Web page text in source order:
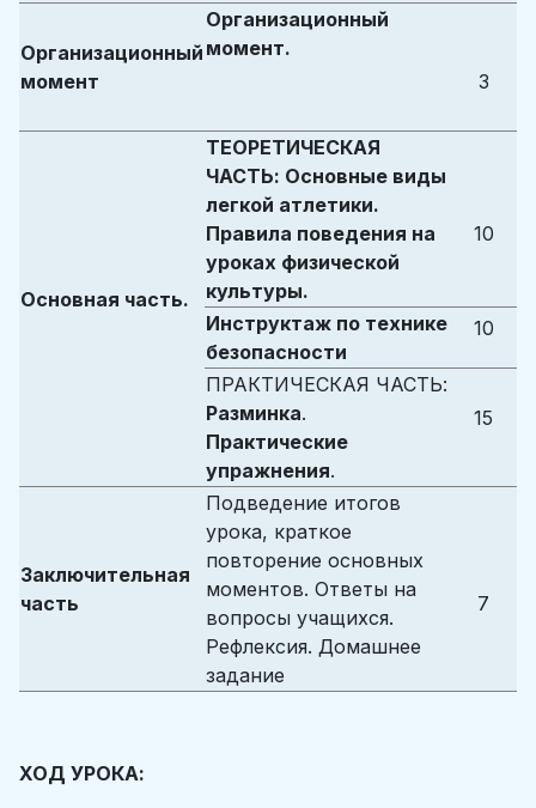
Организационный
момент
Организационный
момент.
3
Основная часть.
ТЕОРЕТИЧЕСКАЯ
ЧАСТЬ: Основные виды
легкой атлетики.
Правила поведения на
уроках физической
культуры.
10
Инструктаж по технике
безопасности
10
ПРАКТИЧЕСКАЯ ЧАСТЬ:
Разминка.
Практические
упражнения.
15
Заключительная
часть
Подведение итогов
урока, краткое
повторение основных
моментов. Ответы на
вопросы учащихся.
Рефлексия. Домашнее
задание
7
ХОД УРОКА: